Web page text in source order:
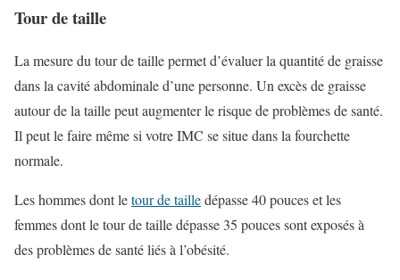
Tour de taille
La mesure du tour de taille permet d’évaluer la quantité de graisse
dans la cavité abdominale d’une personne. Un excès de graisse
autour de la taille peut augmenter le risque de problèmes de santé.
Il peut le faire même si votre IMC se situe dans la fourchette
normale.
Les hommes dont letour de tailledépasse 40 pouces et les
femmes dont le tour de taille dépasse 35 pouces sont exposés à
des problèmes de santé liés à l’obésité.